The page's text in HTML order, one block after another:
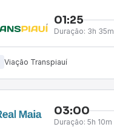
01:25
Duração: 3h 35m
Viação Transpiauí
03:00
Duração: 5h 10m